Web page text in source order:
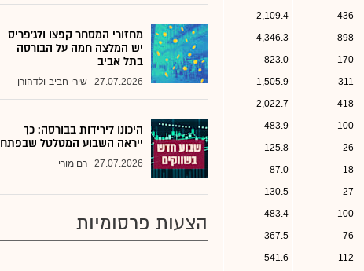
436
2,109.4
898
4,346.3
170
823.0
311
1,505.9
418
2,022.7
100
483.9
26
125.8
18
87.0
27
130.5
100
483.4
76
367.5
112
541.6
מחזורי המסחר קפצו ולג'פריס
יש המלצה חמה על הבורסה
בתל אביב
27.07.2026 שירי חביב-ולדהורן
היכונו לירידות בבורסה: כך
ייראה השבוע המטלטל שבפתח
27.07.2026 רם מורי
הצעות פרסומיות